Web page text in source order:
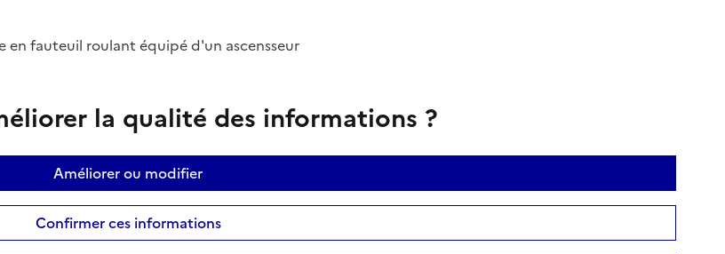
en fauteuil roulant équipé d'un ascensseur
la qualité des informations ?
Améliorer ou modifier
Confirmer ces informations